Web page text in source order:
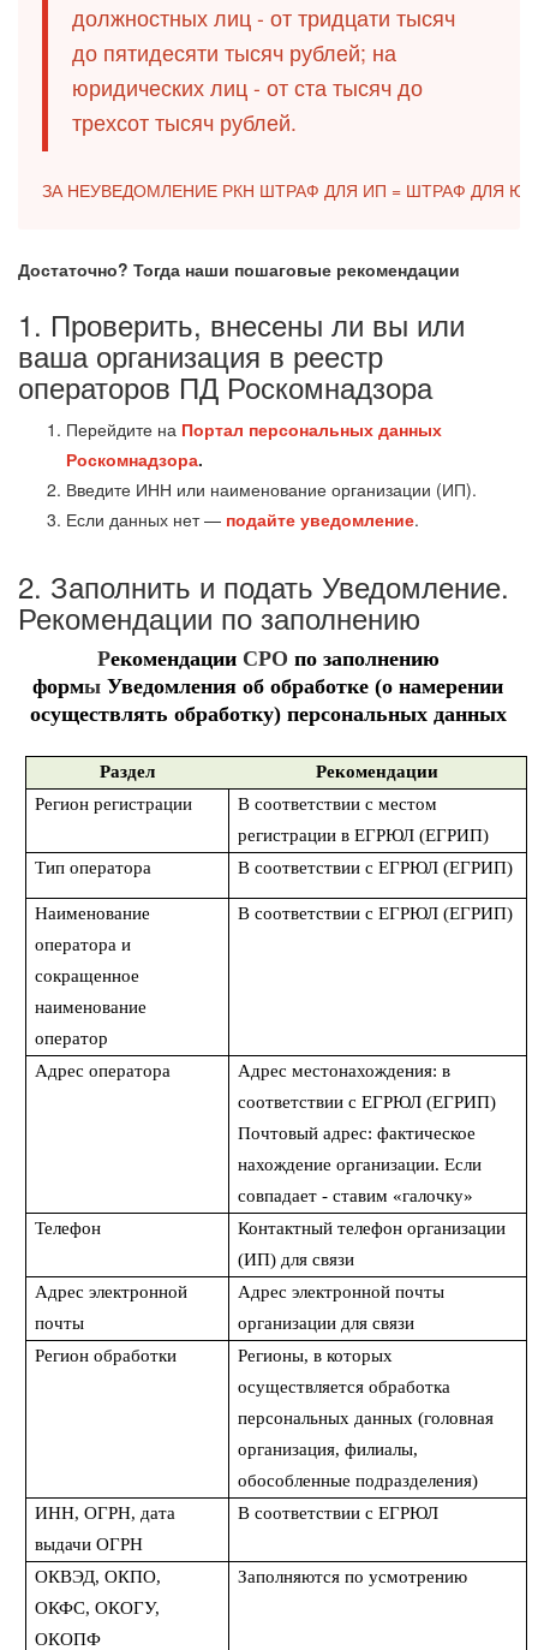
должностных лиц - от тридцати тысяч
до пятидесяти тысяч рублей; на
юридических лиц - от ста тысяч до
трехсот тысяч рублей.
ЗА НЕУВЕДОМЛЕНИЕ РКН ШТРАФ ДЛЯ ИП = ШТРАФ ДЛЯ
Достаточно? Тогда наши пошаговые рекомендации
1. Проверить, внесены ли вы или
ваша организация в реестр
операторов ПД Роскомнадзора
Перейдите на Портал персональных данных
Роскомнадзора.
Введите ИНН или наименование организации (ИП).
Если данных нет — подайте уведомление.
2. Заполнить и подать Уведомление.
Рекомендации по заполнению
РекомендацииСРО по заполнению
формы Уведомления об обработке (о намерении
осуществлять обработку) персональных данных
Раздел
Рекомендации
Регион регистрации
В соответствии с местом
регистрации в ЕГРЮЛ (ЕГРИП)
Тип оператора
В соответствии с ЕГРЮЛ (ЕГРИП)
Наименование
оператора и
сокращенное
наименование
оператор
В соответствии с ЕГРЮЛ (ЕГРИП)
Адрес оператора
Адрес местонахождения: в
соответствии с ЕГРЮЛ (ЕГРИП)
Почтовый адрес: фактическое
нахождение организации. Если
совпадает - ставим «галочку»
Телефон
Контактный телефон организации
(ИП) для связи
Адрес электронной
почты
Адрес электронной почты
организации для связи
Регион обработки
Регионы, в которых
осуществляется обработка
персональных данных (головная
организация, филиалы,
обособленные подразделения)
ИНН, ОГРН, дата
выдачи ОГРН
В соответствии с ЕГРЮЛ
ОКВЭД, ОКПО,
ОКФС, ОКОГУ,
ОКОПФ
Заполняются по усмотрению